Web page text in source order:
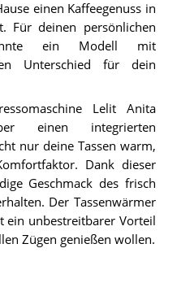
einen Kaffeegenuss in
Für deinen persönlichen
könnte ein Modell mit
Unterschied für dein
Lelit Anita
einen integrierten
nur deine Tassen warm,
Dank dieser
Geschmack des frisch
Der Tassenwärmer
ein unbestreitbarer Vorteil
Zügen genießen wollen.